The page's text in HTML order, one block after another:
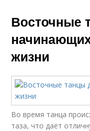
Восточные
жизни
Во время танца
таза, что даёт